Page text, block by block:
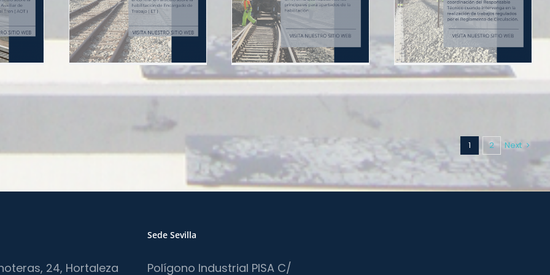
de
Noticias
Formación ferroviaria
Habilitación de
Infraestructura
Formación ferroviaria
Noticias
1 2 Next
24, Hortaleza
Sede Sevilla
Polígono Industrial PISA C/